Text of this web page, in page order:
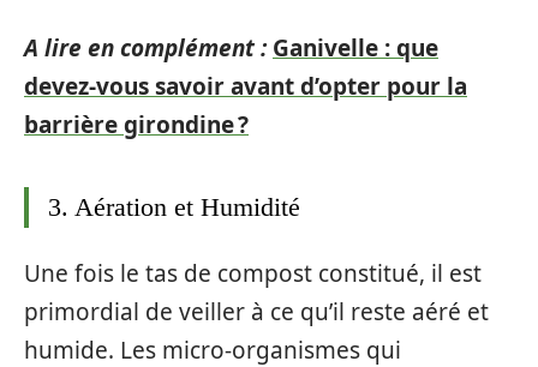
A lire en complément : Ganivelle : que
devez-vous savoir avant d’opter pour la
barrière girondine ?
3. Aération et Humidité
Une fois le tas de compost constitué, il est
primordial de veiller à ce qu’il reste aéré et
humide. Les micro-organismes qui